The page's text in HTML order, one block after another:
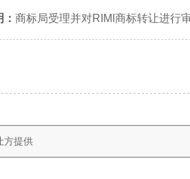
商标局受理并对RIMI商标转让进行
方提供